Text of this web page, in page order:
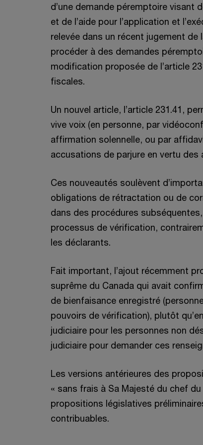
d’une demande péremptoire visant
et de l’aide pour l’application et
relevée dans un récent jugement de
procéder à des demandes
modification proposée de l’article
fiscales.
Un nouvel article, l’article 231.41,
vive voix (en personne, par
affirmation solennelle, ou par
accusations de parjure en vertu des
Ces nouveautés soulèvent
obligations de rétractation ou de
dans des procédures
processus de vérification,
les déclarants.
Fait important, l’ajout récemment
suprême du Canada qui avait
de bienfaisance enregistré
pouvoirs de vérification), plutôt
judiciaire pour les personnes non
judiciaire pour demander ces
Les versions antérieures des
« sans frais à Sa Majesté du chef
propositions législatives
contribuables.